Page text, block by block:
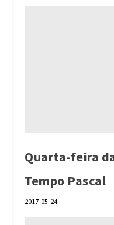
Quarta-feira
Tempo Pascal
2017-05-24